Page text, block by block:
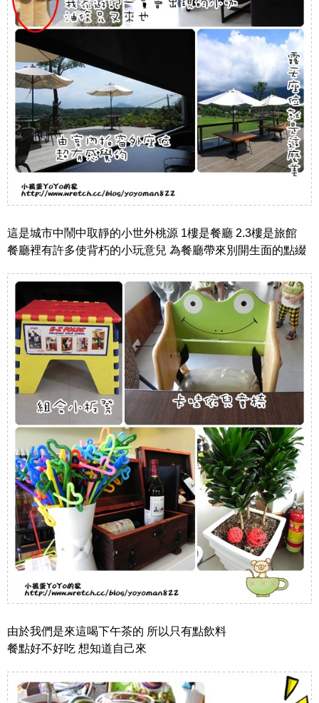
這是城市中鬧中取靜的小世外桃源 1樓是餐廳 2.3樓是旅館
餐廳裡有許多使背朽的小玩意兒 為餐廳帶來別開生面的點綴
由於我們是來這喝下午茶的 所以只有點飲料
餐點好不好吃 想知道自己來